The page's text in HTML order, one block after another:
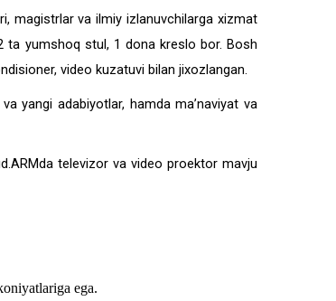
magistrlar va ilmiy izlanuvchilarga xizmat
ta yumshoq stul, 1 dona kreslo bor. Bosh
video kuzatuvi bilan jixozlangan.
yangi adabiyotlar, hamda ma’naviyat va
televizor va video proektor mavju
ega.